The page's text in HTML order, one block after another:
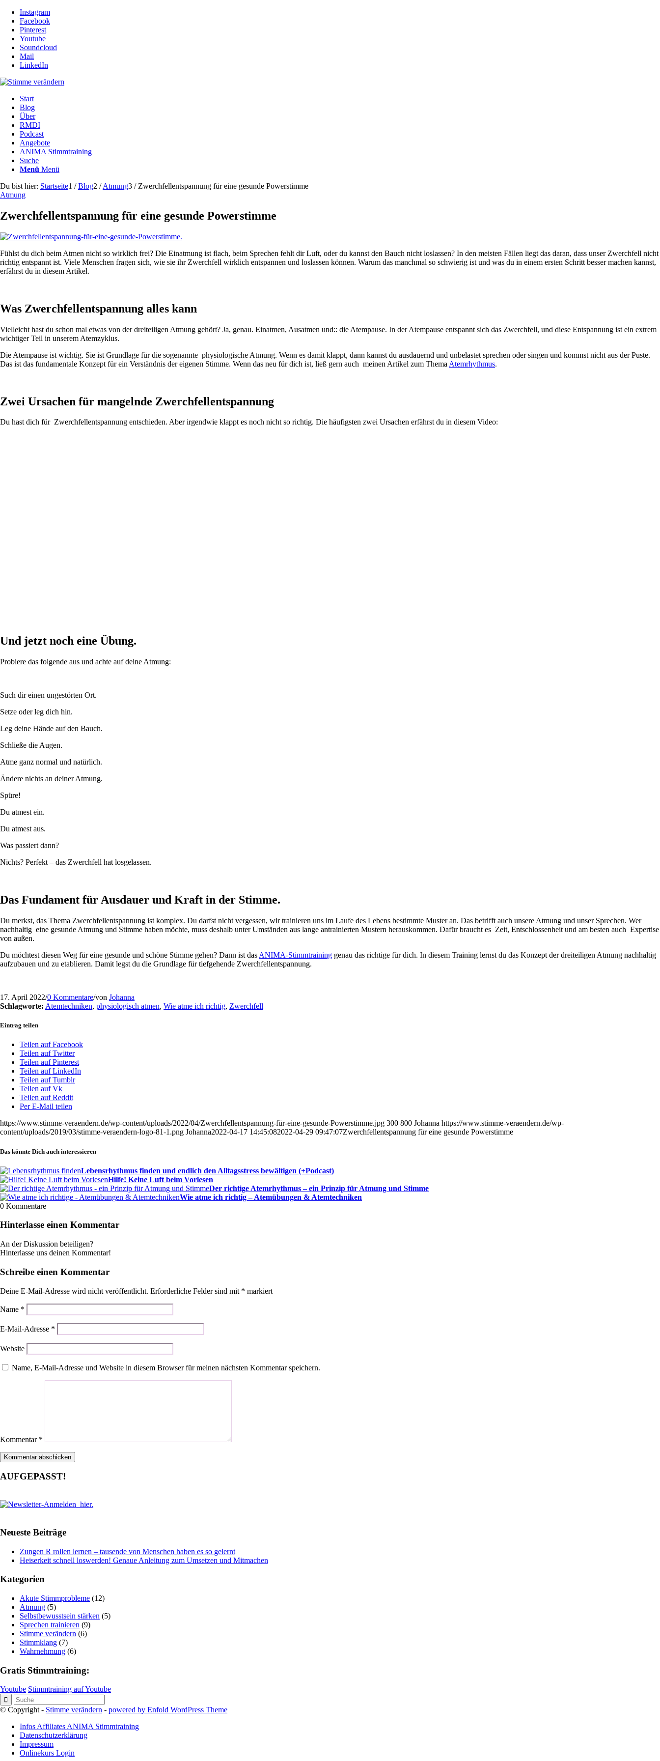
Instagram
Facebook
Pinterest
Youtube
Soundcloud
Mail
LinkedIn
Start
Blog
Über
RMDI
Podcast
Angebote
ANIMA Stimmtraining
Suche
Menü Menü
Du bist hier: Startseite1 / Blog2 / Atmung3 / Zwerchfellentspannung für eine gesunde Powerstimme
Atmung
Zwerchfellentspannung für eine gesunde Powerstimme
Fühlst du dich beim Atmen nicht so wirklich frei? Die Einatmung ist flach, beim Sprechen fehlt dir Luft, oder du kannst den Bauch nicht loslassen? In den meisten Fällen liegt das daran, dass unser Zwerchfell nicht
richtig entspannt ist. Viele Menschen fragen sich, wie sie ihr Zwerchfell wirklich entspannen und loslassen können. Warum das manchmal so schwierig ist und was du in einem ersten Schritt besser machen kannst,
erfährst du in diesem Artikel.
Was Zwerchfellentspannung alles kann
Vielleicht hast du schon mal etwas von der dreiteiligen Atmung gehört? Ja, genau. Einatmen, Ausatmen und:: die Atempause. In der Atempause entspannt sich das Zwerchfell, und diese Entspannung ist ein extrem
wichtiger Teil in unserem Atemzyklus.
Die Atempause ist wichtig. Sie ist Grundlage für die sogenannte physiologische Atmung. Wenn es damit klappt, dann kannst du ausdauernd und unbelastet sprechen oder singen und kommst nicht aus der Puste.
Das ist das fundamentale Konzept für ein Verständnis der eigenen Stimme. Wenn das neu für dich ist, ließ gern auch meinen Artikel zum Thema Atemrhythmus.
Zwei Ursachen für mangelnde Zwerchfellentspannung
Du hast dich für Zwerchfellentspannung entschieden. Aber irgendwie klappt es noch nicht so richtig. Die häufigsten zwei Ursachen erfährst du in diesem Video:
Und jetzt noch eine Übung.
Probiere das folgende aus und achte auf deine Atmung:
Such dir einen ungestörten Ort.
Setze oder leg dich hin.
Leg deine Hände auf den Bauch.
Schließe die Augen.
Atme ganz normal und natürlich.
Ändere nichts an deiner Atmung.
Spüre!
Du atmest ein.
Du atmest aus.
Was passiert dann?
Nichts? Perfekt – das Zwerchfell hat losgelassen.
Das Fundament für Ausdauer und Kraft in der Stimme.
Du merkst, das Thema Zwerchfellentspannung ist komplex. Du darfst nicht vergessen, wir trainieren uns im Laufe des Lebens bestimmte Muster an. Das betrifft auch unsere Atmung und unser Sprechen. Wer
nachhaltig eine gesunde Atmung und Stimme haben möchte, muss deshalb unter Umständen aus lange antrainierten Mustern herauskommen. Dafür braucht es Zeit, Entschlossenheit und am besten auch Expertise
von außen.
Du möchtest diesen Weg für eine gesunde und schöne Stimme gehen? Dann ist das ANIMA-Stimmtraining genau das richtige für dich. In diesem Training lernst du das Konzept der dreiteiligen Atmung nachhaltig
aufzubauen und zu etablieren. Damit legst du die Grundlage für tiefgehende Zwerchfellentspannung.
17. April 2022/0 Kommentare/von Johanna
Schlagworte: Atemtechniken, physiologisch atmen, Wie atme ich richtig, Zwerchfell
Eintrag teilen
Teilen auf Facebook
Teilen auf Twitter
Teilen auf Pinterest
Teilen auf LinkedIn
Teilen auf Tumblr
Teilen auf Vk
Teilen auf Reddit
Per E-Mail teilen
https://www.stimme-veraendern.de/wp-content/uploads/2022/04/Zwerchfellentspannung-für-eine-gesunde-Powerstimme.jpg 300 800 Johanna https://www.stimme-veraendern.de/wp-
content/uploads/2019/03/stimme-veraendern-logo-81-1.png Johanna2022-04-17 14:45:082022-04-29 09:47:07Zwerchfellentspannung für eine gesunde Powerstimme
Das könnte Dich auch interessieren
Lebensrhythmus finden und endlich den Alltagsstress bewältigen (+Podcast)
Hilfe! Keine Luft beim Vorlesen
Der richtige Atemrhythmus – ein Prinzip für Atmung und Stimme
Wie atme ich richtig – Atemübungen & Atemtechniken
0 Kommentare
Hinterlasse einen Kommentar
An der Diskussion beteiligen?
Hinterlasse uns deinen Kommentar!
Schreibe einen Kommentar
Deine E-Mail-Adresse wird nicht veröffentlicht. Erforderliche Felder sind mit * markiert
Name *
E-Mail-Adresse *
Website
Name, E-Mail-Adresse und Website in diesem Browser für meinen nächsten Kommentar speichern.
Kommentar *
AUFGEPASST!
Neueste Beiträge
Zungen R rollen lernen – tausende von Menschen haben es so gelernt
Heiserkeit schnell loswerden! Genaue Anleitung zum Umsetzen und Mitmachen
Kategorien
Akute Stimmprobleme (12)
Atmung (5)
Selbstbewusstsein stärken (5)
Sprechen trainieren (9)
Stimme verändern (6)
Stimmklang (7)
Wahrnehmung (6)
Gratis Stimmtraining:
Youtube Stimmtraining auf Youtube
© Copyright - Stimme verändern - powered by Enfold WordPress Theme
Infos Affiliates ANIMA Stimmtraining
Datenschutzerklärung
Impressum
Onlinekurs Login